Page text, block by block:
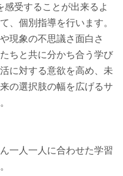
感受することが出来るよ
、個別指導を行います。
現象の不思議さ面白さ
ちと共に分かち合う学び
に対する意欲を高め、未
の選択肢の幅を広げるサ
一人一人に合わせた学習